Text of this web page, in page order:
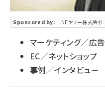
Sponsored by: LINEヤフー株式会社
マーケティング／広告
EC／ネットショップ
事例／インタビュー